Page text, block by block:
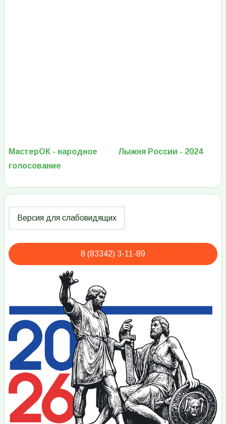
МастерОК - народное
голосование
Лыжня России - 2024
8 (83342) 3-11-89